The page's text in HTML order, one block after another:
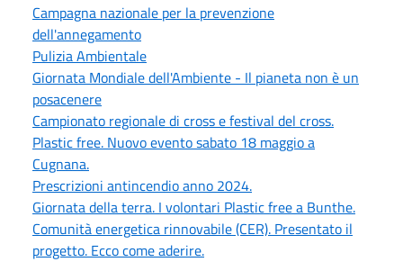
Campagna nazionale per la prevenzione
dell'annegamento
Pulizia Ambientale
Giornata Mondiale dell'Ambiente - Il pianeta non è un
posacenere
Campionato regionale di cross e festival del cross.
Plastic free. Nuovo evento sabato 18 maggio a
Cugnana.
Prescrizioni antincendio anno 2024.
Giornata della terra. I volontari Plastic free a Bunthe.
Comunità energetica rinnovabile (CER). Presentato il
progetto. Ecco come aderire.